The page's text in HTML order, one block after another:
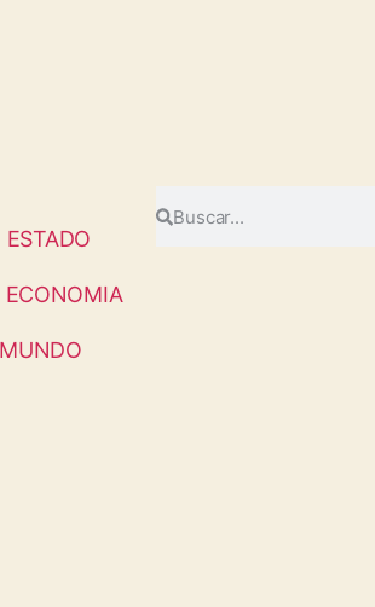
ESTADO
ECONOMIA
MUNDO